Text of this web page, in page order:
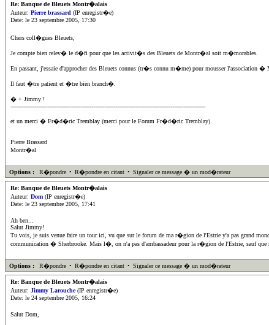
Re: Banque de Bleuets Montr�alais
Auteur: Pierre brassard (IP enregistr�e)
Date: le 23 septembre 2005, 17:30
Chers coll�gues Bleuets,
Je compte bien relev� le d�fi pour que les activit�s des Bleuets de Montr�al soit m�morables.
En passant, j'essaie d'approcher des Bleuets connus (tr�s connu m�me) pour mousser l'association �
Il faut �tre patient et �tre bien branch�.
� + Jimmy !
----------------------------------------------------------------------------------------------------------
et un merci � Fr�d�ric Tremblay (merci pour le Forum Fr�d�ric Tremblay).
Pierre Brassard
Montr�al
Options : R�pondre • R�pondre en citant • Signaler ce message � un mod�rateur
Re: Banque de Bleuets Montr�alais
Auteur: Dom (IP enregistr�e)
Date: le 23 septembre 2005, 17:41
Ah ben...
Salut Jimmy!
Tu vois, je suis venue faire un tour ici, vu que sur le forum de ma r�gion de l'Estrie y'a pas
communication � Sherbrooke. Mais l�, on n'a pas d'ambassadeur pour la r�gion de l'Estrie, sauf
Options : R�pondre • R�pondre en citant • Signaler ce message � un mod�rateur
Re: Banque de Bleuets Montr�alais
Auteur: Jimmy Larouche(IP enregistr�e)
Date: le 24 septembre 2005, 16:24
Salut Dom,